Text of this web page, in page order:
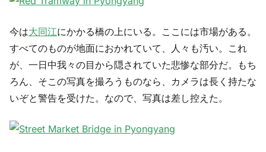
今は大同江にかかる橋の上にいる。ここには市場がある。
すべてのものが地面におかれていて、人々も汚い。これ
が、一日中我々の目から隠されていた悲惨な部分だ。もち
ろん、そこの写真を撮ろうものなら、カメラは長く持たな
いぞと警告を受けた。なので、写真は差し控えた。